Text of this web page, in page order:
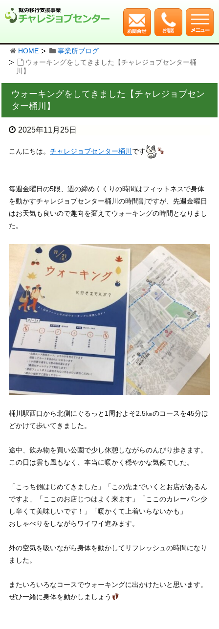
HOME
事業所ブログ
ウォーキングをしてきました【チャレジョブセンター桶
川】
ウォーキングをしてきました【チャレジョブセン
ター桶川】
2025年11月25日
こんにちは。 チャレジョブセンター桶川 です
毎週金曜日の5限、週の締めくくりの時間はフィットネスで身体
を動かすチャレジョブセンター桶川の時間割ですが、先週金曜日
はお天気も良いので趣向を変えてウォーキングの時間となりまし
た。
桶川駅西口から北側にぐるっと1周およそ2.5㎞のコースを45分ほ
どかけて歩いてきました。
途中、飲み物を買い公園で少し休憩しながらのんびり歩きます。
この日は雲も風もなく、本当に暖かく穏やかな気候でした。
「こっち側はじめてきました」「この先までいくとお店があるん
ですよ」「ここのお店じつはよく来ます」「ここのカレーパン少
し辛くて美味しいです！」「暖かくて上着いらないかも」
おしゃべりをしながらワイワイ進みます。
外の空気を吸いながら身体を動かしてリフレッシュの時間になり
ました。
またいろいろなコースでウォーキングに出かけたいと思います。
ぜひ一緒に身体を動かしましょう